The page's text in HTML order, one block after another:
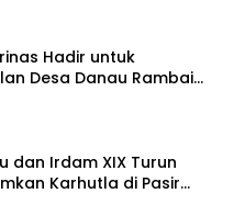
Hadir untuk
Desa Danau Rambai
dan Irdam XIX Turun
Karhutla di Pasir